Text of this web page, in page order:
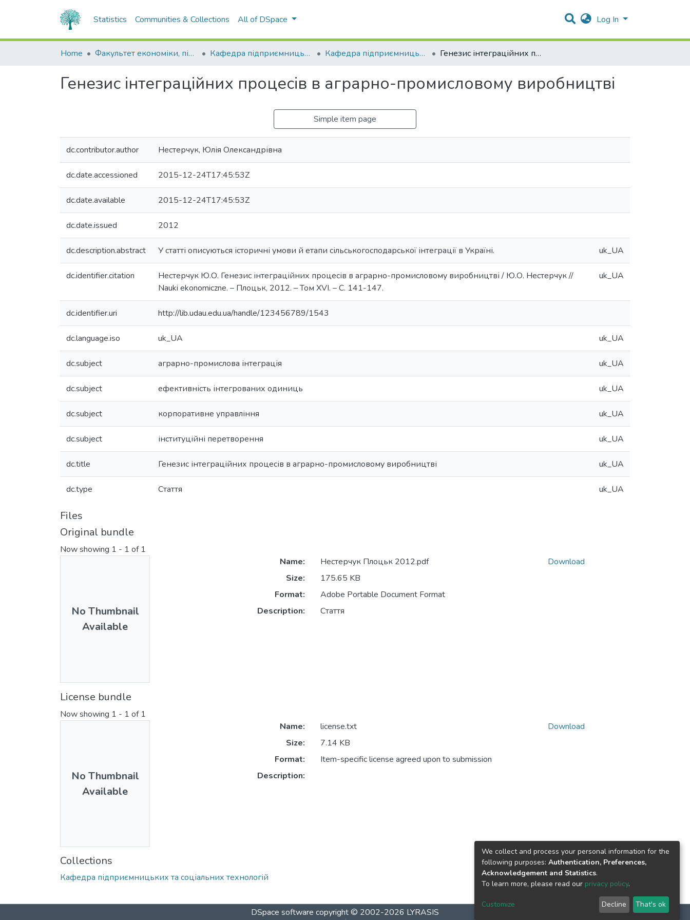
Statistics Communities & Collections All of DSpace Log In
Home Факультет економіки, підприємництва та інформаційних технологій Кафедра підприємницьких та соціальних технологій Кафедра підприємницьких та соціальних технологій Генезис інтеграційних процесів в аграрно-промисловому виробництві
Генезис інтеграційних процесів в аграрно-промисловому виробництві
Simple item page
dc.contributor.author Нестерчук, Юлія Олександрівна
dc.date.accessioned 2015-12-24T17:45:53Z
dc.date.available 2015-12-24T17:45:53Z
dc.date.issued 2012
dc.description.abstract У статті описуються історичні умови й етапи сільськогосподарської інтеграції в Україні. uk_UA
dc.identifier.citation
Нестерчук Ю.О. Генезис інтеграційних процесів в аграрно-промисловому виробництві / Ю.О. Нестерчук //
Nauki ekonomiczne. – Плоцьк, 2012. – Том XVI. – С. 141-147.
uk_UA
dc.identifier.uri http://lib.udau.edu.ua/handle/123456789/1543
dc.language.iso uk_UA uk_UA
dc.subject аграрно-промислова інтеграція uk_UA
dc.subject ефективність інтегрованих одиниць uk_UA
dc.subject корпоративне управління uk_UA
dc.subject інституційні перетворення uk_UA
dc.title Генезис інтеграційних процесів в аграрно-промисловому виробництві uk_UA
dc.type Стаття uk_UA
Files
Original bundle
Now showing 1 - 1 of 1
No Thumbnail
Available
Name:
Нестерчук Плоцьк 2012.pdf
Size:
175.65 KB
Format:
Adobe Portable Document Format
Description:
Стаття
Download
License bundle
Now showing 1 - 1 of 1
No Thumbnail
Available
Name:
license.txt
Size:
7.14 KB
Format:
Item-specific license agreed upon to submission
Description:
Download
Collections
Кафедра підприємницьких та соціальних технологій
DSpace software copyright © 2002-2026 LYRASIS
We collect and process your personal information for the
following purposes: Authentication, Preferences,
Acknowledgement and Statistics.
To learn more, please read our privacy policy.
Customize Decline That's ok